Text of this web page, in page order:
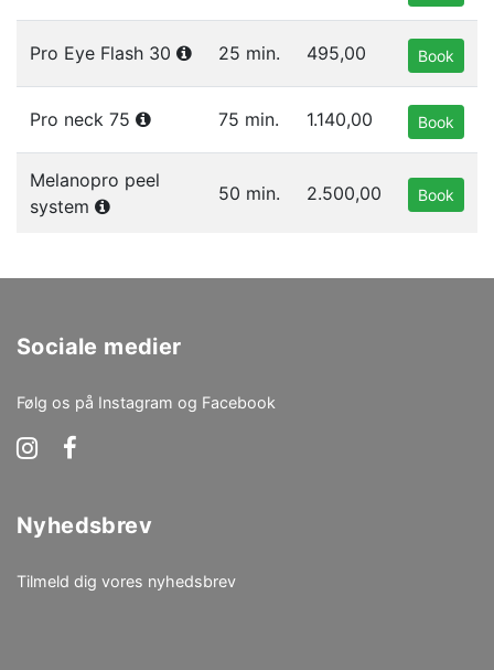
Pro Eye Flash 30 25 min. 495,00 Book
Pro neck 75 75 min. 1.140,00 Book
Melanopro peel
system
50 min. 2.500,00 Book
Sociale medier
Følg os på Instagram og Facebook
Nyhedsbrev
Tilmeld dig vores nyhedsbrev